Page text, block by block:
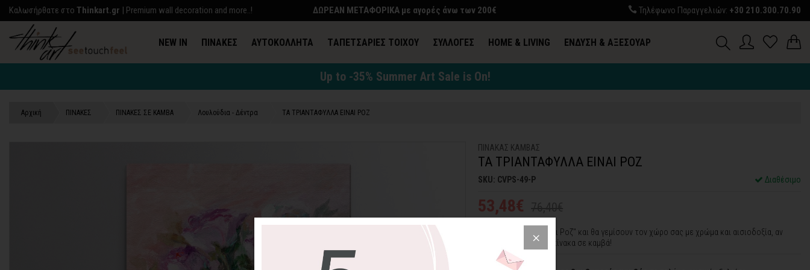
Kαλωσήρθατε στο Thinkart.gr | Premium wall decoration and more..! ΔΩΡΕΑΝ ΜΕΤΑΦΟΡΙΚΑ με αγορές άνω των 200€ Τηλέφωνο Παραγγελιών: +30 210.300.70.90
NEW IN ΠΙΝΑΚΕΣ ΑΥΤΟΚΟΛΛΗΤΑ TΑΠΕΤΣΑΡΙΕΣ ΤΟΙΧΟΥ ΣΥΛΛΟΓΕΣ HOME & LIVING ΕΝΔΥΣΗ & ΑΞΕΣΟΥΑΡ
Up to -35% Summer Art Sale is On!
Αρχική ΠΙΝΑΚΕΣ ΠΙΝΑΚΕΣ ΣΕ ΚΑΜΒΑ Λουλούδια - Δέντρα ΤΑ ΤΡΙΑΝΤΑΦΥΛΛΑ ΕΙΝΑΙ ΡΟΖ
ΠΙΝΑΚΑΣ ΚΑΜΒΑΣ
ΤΑ ΤΡΙΑΝΤΑΦΥΛΛΑ ΕΙΝΑΙ ΡΟΖ
SKU: CVPS-49-P Διαθέσιμο
53,48€
"Τα Τριαντάφυλλα είναι Ροζ" και θα γεμίσουν τον χώρο σας με χρώμα και αισιοδοξία, αν
επιλέξετε αυτόν τον πίνακα σε καμβά!